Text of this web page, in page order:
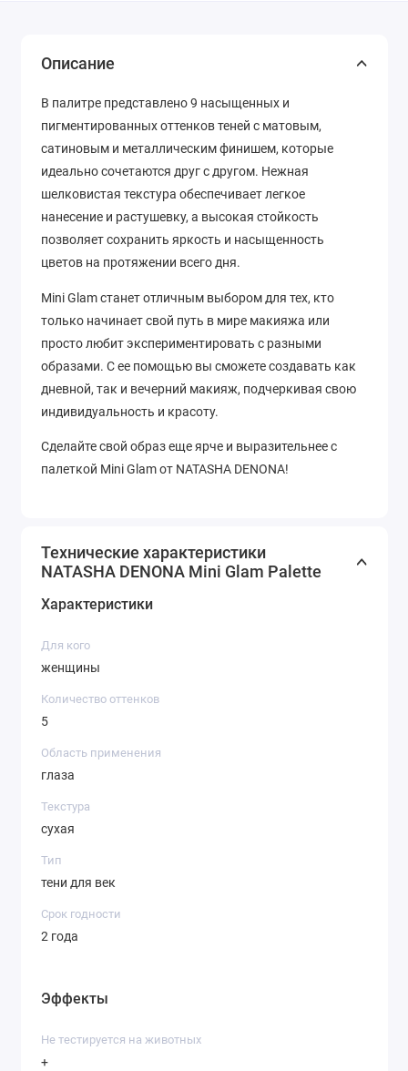
Описание
В палитре представлено 9 насыщенных и
пигментированных оттенков теней с матовым,
сатиновым и металлическим финишем, которые
идеально сочетаются друг с другом. Нежная
шелковистая текстура обеспечивает легкое
нанесение и растушевку, а высокая стойкость
позволяет сохранить яркость и насыщенность
цветов на протяжении всего дня.
Mini Glam станет отличным выбором для тех, кто
только начинает свой путь в мире макияжа или
просто любит экспериментировать с разными
образами. С ее помощью вы сможете создавать как
дневной, так и вечерний макияж, подчеркивая свою
индивидуальность и красоту.
Сделайте свой образ еще ярче и выразительнее с
палеткой Mini Glam от NATASHA DENONA!
Технические характеристики
NATASHA DENONA Mini Glam Palette
Характеристики
Для кого
женщины
Количество оттенков
5
Область применения
глаза
Текстура
сухая
Тип
тени для век
Срок годности
2 года
Эффекты
Не тестируется на животных
+